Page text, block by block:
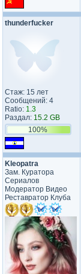
thunderfucker
Стаж: 15 лет
Сообщений: 4
Ratio: 1.3
Раздал: 15.2 GB
100%
Kleopatra
Зам. Куратора
Сериалов
Модератор Видео
Реставратор Клуба